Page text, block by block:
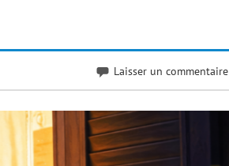
Laisser un commentaire